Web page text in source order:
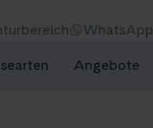
WhatsApp
Angebote